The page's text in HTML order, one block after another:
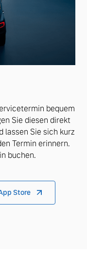
bequem
Sie diesen direkt
lassen Sie sich kurz
Termin erinnern.
buchen.
Store